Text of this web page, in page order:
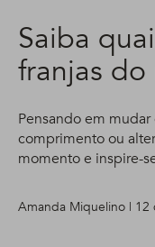
Saiba
franjas
Pensando em
comprimento ou
momento e inspire-
Amanda Miquelino | 12